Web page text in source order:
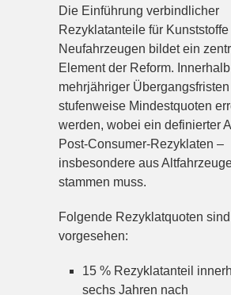
Die Einführung verbindlicher
Rezyklatanteile für Kunststoffe
Neufahrzeugen bildet ein
Element der Reform. Innerhalb
mehrjähriger
stufenweise Mindestquoten
werden, wobei ein definierter
Post-Consumer-Rezyklaten –
insbesondere aus
stammen muss.
Folgende Rezyklatquoten sind
vorgesehen:
15 % Rezyklatanteil
sechs Jahren nach